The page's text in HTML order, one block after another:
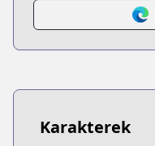
Karakterek